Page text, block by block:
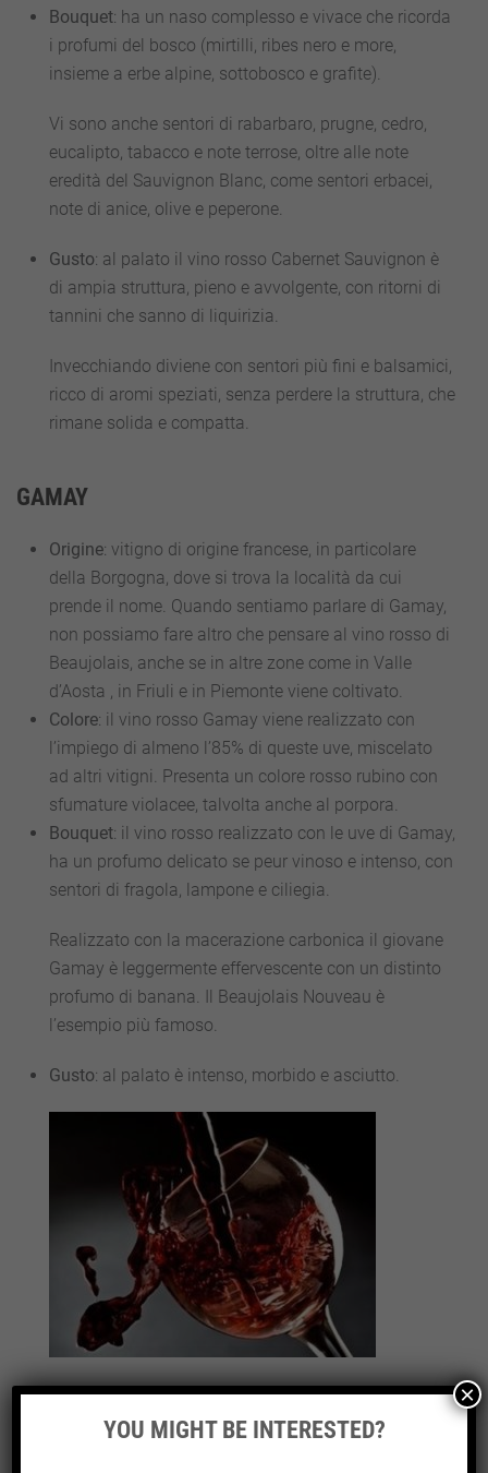
Bouquet: ha un naso complesso e vivace che ricorda
i profumi del bosco (mirtilli, ribes nero e more,
insieme a erbe alpine, sottobosco e grafite).
Vi sono anche sentori di rabarbaro, prugne, cedro,
eucalipto, tabacco e note terrose, oltre alle note
eredità del Sauvignon Blanc, come sentori erbacei,
note di anice, olive e peperone.
Gusto: al palato il vino rosso Cabernet Sauvignon è
di ampia struttura, pieno e avvolgente, con ritorni di
tannini che sanno di liquirizia.
Invecchiando diviene con sentori più fini e balsamici,
ricco di aromi speziati, senza perdere la struttura, che
rimane solida e compatta.
GAMAY
Origine: vitigno di origine francese, in particolare
della Borgogna, dove si trova la località da cui
prende il nome. Quando sentiamo parlare di Gamay,
non possiamo fare altro che pensare al vino rosso di
Beaujolais, anche se in altre zone come in Valle
d’Aosta , in Friuli e in Piemonte viene coltivato.
Colore: il vino rosso Gamay viene realizzato con
l’impiego di almeno l’85% di queste uve, miscelato
ad altri vitigni. Presenta un colore rosso rubino con
sfumature violacee, talvolta anche al porpora.
Bouquet: il vino rosso realizzato con le uve di Gamay,
ha un profumo delicato se peur vinoso e intenso, con
sentori di fragola, lampone e ciliegia.
Realizzato con la macerazione carbonica il giovane
Gamay è leggermente effervescente con un distinto
profumo di banana. Il Beaujolais Nouveau è
l’esempio più famoso.
Gusto: al palato è intenso, morbido e asciutto.
GRENACHE O GARNACHA O CANNONAU
YOU MIGHT BE INTERESTED?
×